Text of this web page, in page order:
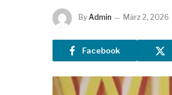
By Admin März 2, 2026
Facebook